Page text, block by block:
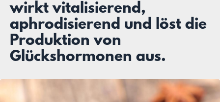
wirkt vitalisierend,
aphrodisierend und löst die
Produktion von
Glückshormonen aus.